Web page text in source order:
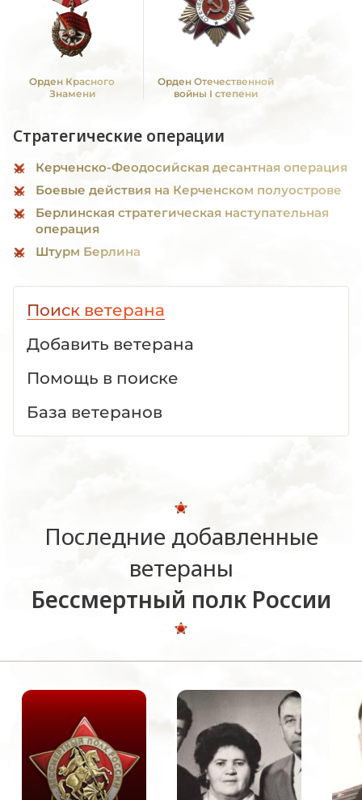
Орден Красного
Знамени
Орден Отечественной
войны I степени
Стратегические операции
Керченско-Феодосийская десантная операция
Боевые действия на Керченском полуострове
Берлинская стратегическая наступательная
операция
Штурм Берлина
Поиск ветерана
Добавить ветерана
Помощь в поиске
База ветеранов
Последние добавленные
ветераны
Бессмертный полк России